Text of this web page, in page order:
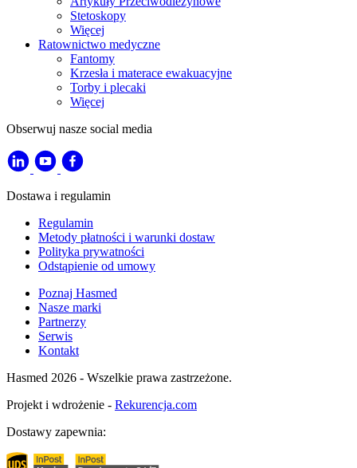
Stetoskopy
Więcej
Ratownictwo medyczne
Fantomy
Krzesła i materace ewakuacyjne
Torby i plecaki
Więcej
Obserwuj nasze social media
Dostawa i regulamin
Regulamin
Metody płatności i warunki dostaw
Polityka prywatności
Odstąpienie od umowy
Poznaj Hasmed
Nasze marki
Partnerzy
Serwis
Kontakt
Hasmed 2026 - Wszelkie prawa zastrzeżone.
Projekt i wdrożenie - Rekurencja.com
Dostawy zapewnia: